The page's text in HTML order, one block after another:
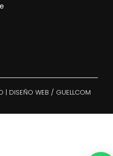
| DISEÑO WEB / GUELLCOM